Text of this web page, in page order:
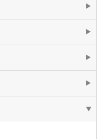
▶
▶
▶
▶
▶